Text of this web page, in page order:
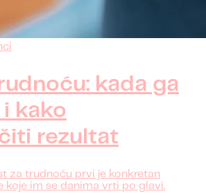
kada ga
kako
rezultat
za trudnoću prvi je konkretan
koje im se danima vrti po glavi.